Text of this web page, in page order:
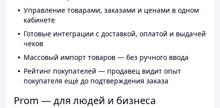
Управление товарами, заказами и ценами в одном
кабинете
Готовые интеграции с доставкой, оплатой и выдачей
чеков
Массовый импорт товаров — без ручного ввода
Рейтинг покупателей — продавец видит опыт
покупателя ещё до подтверждения заказа
Prom — для людей и бизнеса